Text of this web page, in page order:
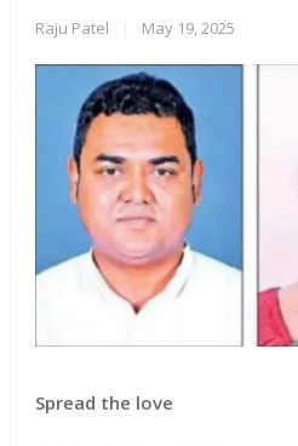
Raju Patel May 19, 2025
Spread the love